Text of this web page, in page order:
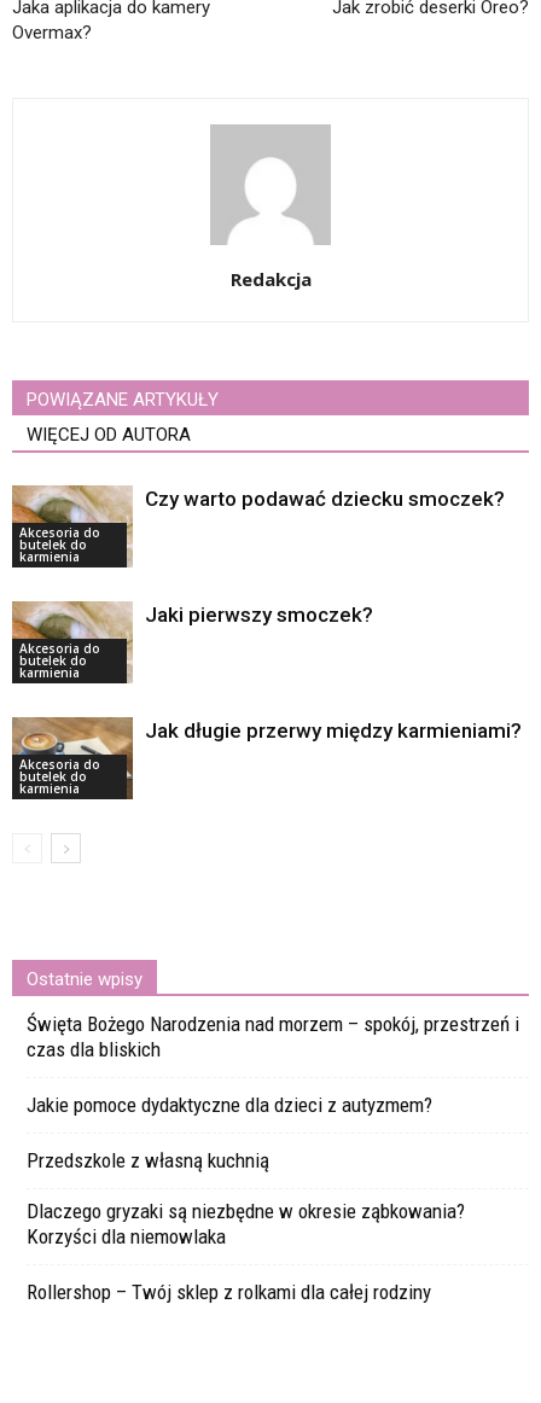
Jaka aplikacja do kamery
Overmax?
Jak zrobić deserki Oreo?
Redakcja
POWIĄZANE ARTYKUŁY
WIĘCEJ OD AUTORA
Akcesoria do
butelek do
karmienia
Czy warto podawać dziecku smoczek?
Akcesoria do
butelek do
karmienia
Jaki pierwszy smoczek?
Akcesoria do
butelek do
karmienia
Jak długie przerwy między karmieniami?
Ostatnie wpisy
Święta Bożego Narodzenia nad morzem – spokój, przestrzeń i
czas dla bliskich
Jakie pomoce dydaktyczne dla dzieci z autyzmem?
Przedszkole z własną kuchnią
Dlaczego gryzaki są niezbędne w okresie ząbkowania?
Korzyści dla niemowlaka
Rollershop – Twój sklep z rolkami dla całej rodziny